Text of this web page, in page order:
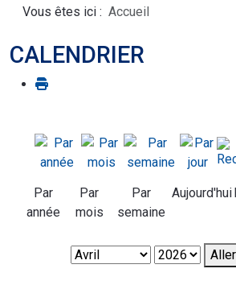
Vous êtes ici : Accueil
CALENDRIER
Par
année
Par
mois
Par
semaine
Aujourd'hui